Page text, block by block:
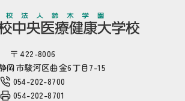
〒 422-8006
岡市駿河区曲金6丁目7-15
054-202-8700
054-202-8701